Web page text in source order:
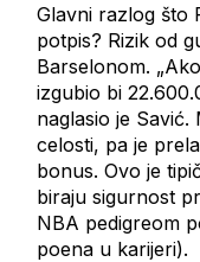
Glavni razlog što
potpis? Rizik od
Barselonom.
izgubio bi
naglasio je
celosti, pa je
bonus. Ovo je
biraju sigurnost
NBA pedigreom
poena u karijeri).